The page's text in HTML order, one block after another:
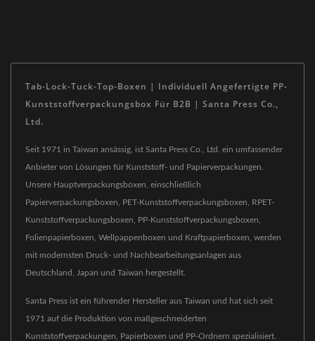
Tab-Lock-Tuck-Top-Boxen | Individuell Angefertigte PP-
Kunststoffverpackungsbox Für B2B | Santa Press Co.,
Ltd.
Seit 1971 in Taiwan ansässig, ist Santa Press Co., Ltd. ein umfassender
Anbieter von Lösungen für Kunststoff- und Papierverpackungen.
Unsere Hauptverpackungsboxen, einschließlich
Papierverpackungsboxen, PET-Kunststoffverpackungsboxen, RPET-
Kunststoffverpackungsboxen, PP-Kunststoffverpackungsboxen,
Folienpapierboxen, Wellpappenboxen und Kraftpapierboxen, werden
mit modernsten Druck- und Nachbearbeitungsanlagen aus
Deutschland, Japan und Taiwan hergestellt.
Santa Press ist ein führender Hersteller aus Taiwan und hat sich seit
1971 auf die Produktion von maßgeschneiderten
Kunststoffverpackungen, Papierboxen und PP-Ordnern spezialisiert.